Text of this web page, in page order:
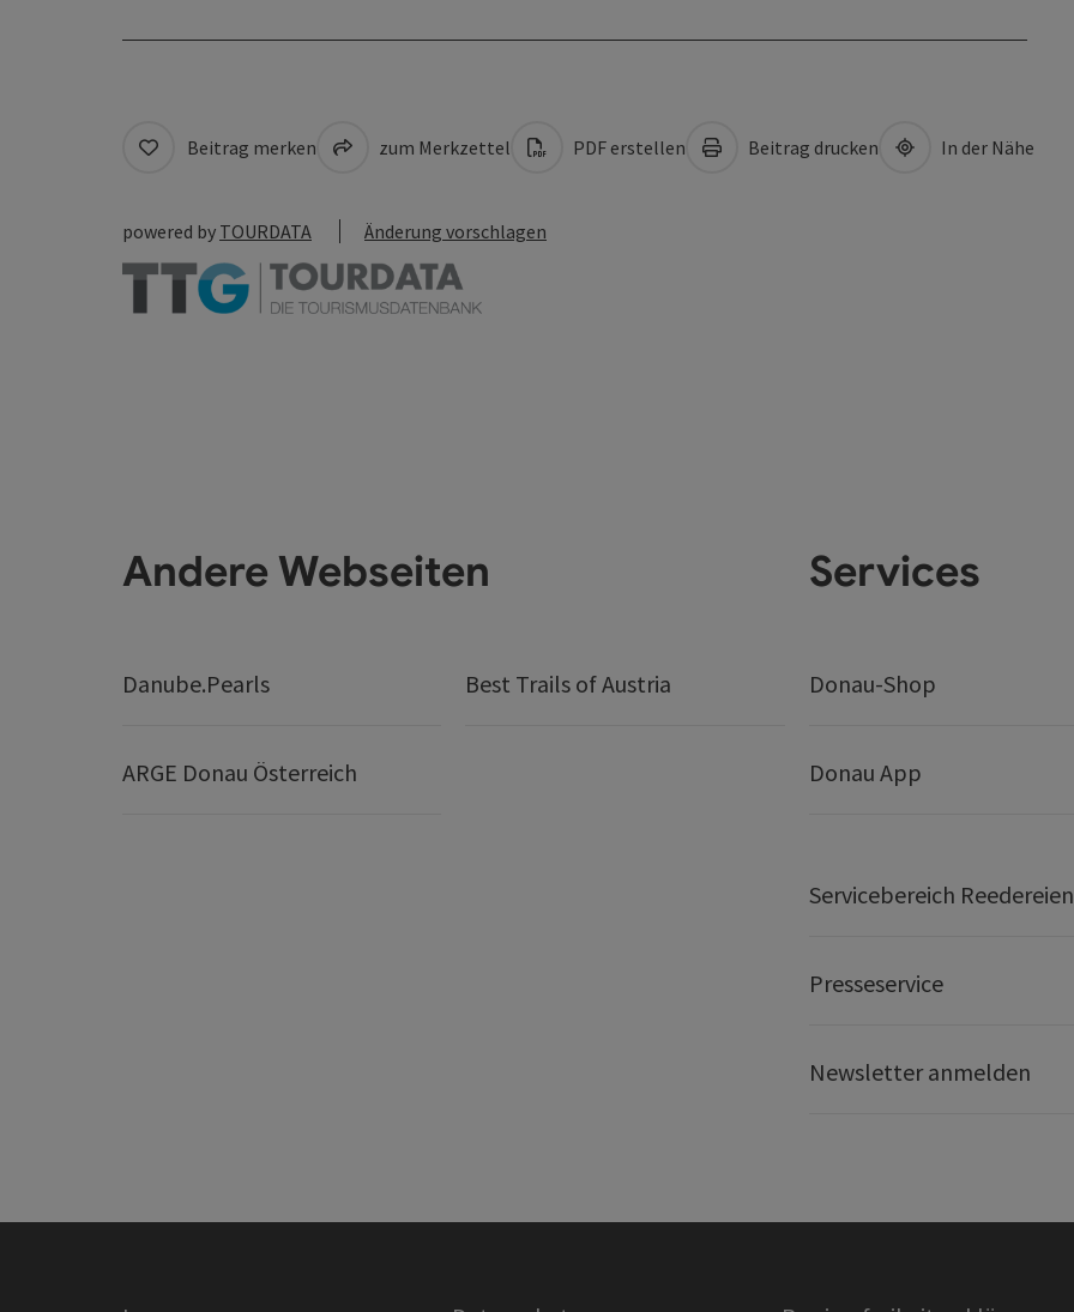
Beitrag merken zum Merkzettel PDF erstellen Beitrag drucken In der Nähe
powered by TOURDATA Änderung vorschlagen
Andere Webseiten
Danube.Pearls Best Trails of Austria
ARGE Donau Österreich
Services
Donau-Shop
Donau App
Servicebereich Reedereien
Presseservice
Newsletter anmelden